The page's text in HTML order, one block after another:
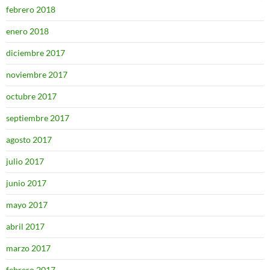
febrero 2018
enero 2018
diciembre 2017
noviembre 2017
octubre 2017
septiembre 2017
agosto 2017
julio 2017
junio 2017
mayo 2017
abril 2017
marzo 2017